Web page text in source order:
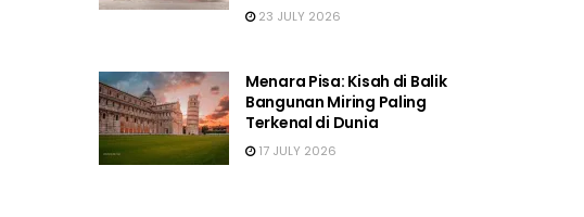
23 JULY 2026
Menara Pisa: Kisah di Balik
Bangunan Miring Paling
Terkenal di Dunia
17 JULY 2026